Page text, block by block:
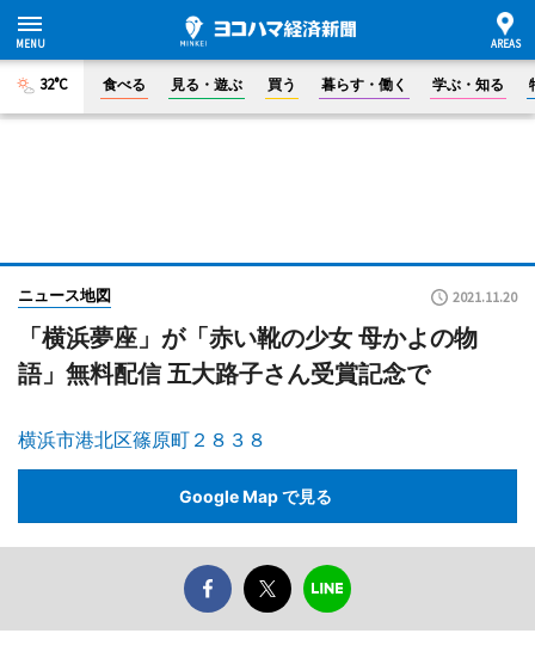
32°C 食べる 見る・遊ぶ 買う 暮らす・働く 学ぶ・知る
ニュース地図 2021.11.20
「横浜夢座」が「赤い靴の少女 母かよの物
語」無料配信 五大路子さん受賞記念で
横浜市港北区篠原町２８３８
Google Map で見る